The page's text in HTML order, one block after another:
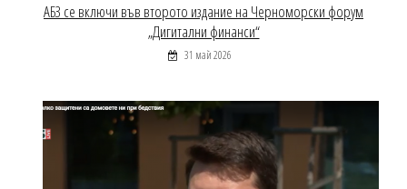
АБЗ се включи във второто издание на Черноморски форум
„Дигитални финанси“
31 май 2026